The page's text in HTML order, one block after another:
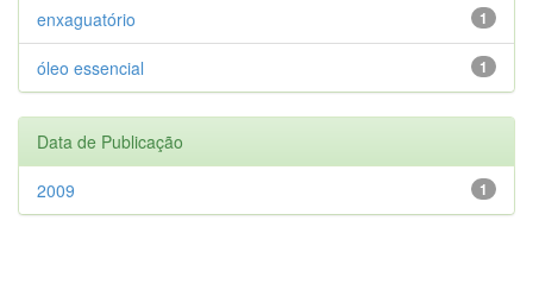
1
enxaguatório
1
óleo essencial
Data de Publicação
1
2009